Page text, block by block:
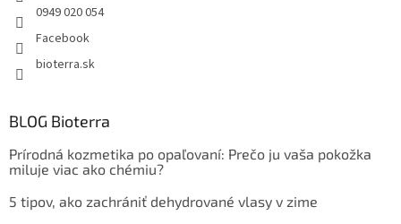
0949 020 054
Facebook
bioterra.sk
BLOG Bioterra
Prírodná kozmetika po opaľovaní: Prečo ju vaša pokožka
miluje viac ako chémiu?
5 tipov, ako zachrániť dehydrované vlasy v zime